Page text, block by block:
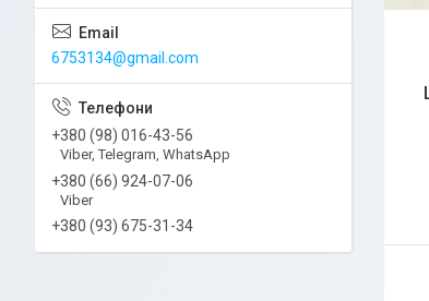
6753134@gmail.com
+380 (98) 016-43-56
Viber, Telegram, WhatsApp
+380 (66) 924-07-06
Viber
+380 (93) 675-31-34